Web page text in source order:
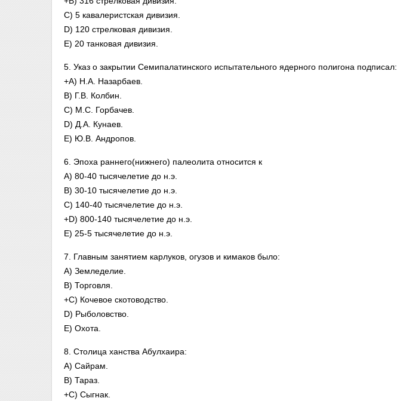
C) 5 кавалеристская дивизия.
D) 120 стрелковая дивизия.
E) 20 танковая дивизия.
5. Указ о закрытии Семипалатинского испытательного ядерного полигона подписал:
+A) Н.А. Назарбаев.
B) Г.В. Колбин.
C) М.С. Горбачев.
D) Д.А. Кунаев.
E) Ю.В. Андропов.
6. Эпоха раннего(нижнего) палеолита относится к
A) 80-40 тысячелетие до н.э.
B) 30-10 тысячелетие до н.э.
C) 140-40 тысячелетие до н.э.
+D) 800-140 тысячелетие до н.э.
E) 25-5 тысячелетие до н.э.
7. Главным занятием карлуков, огузов и кимаков было:
A) Земледелие.
B) Торговля.
+C) Кочевое скотоводство.
D) Рыболовство.
E) Охота.
8. Столица ханства Абулхаира:
A) Сайрам.
B) Тараз.
+C) Сыгнак.